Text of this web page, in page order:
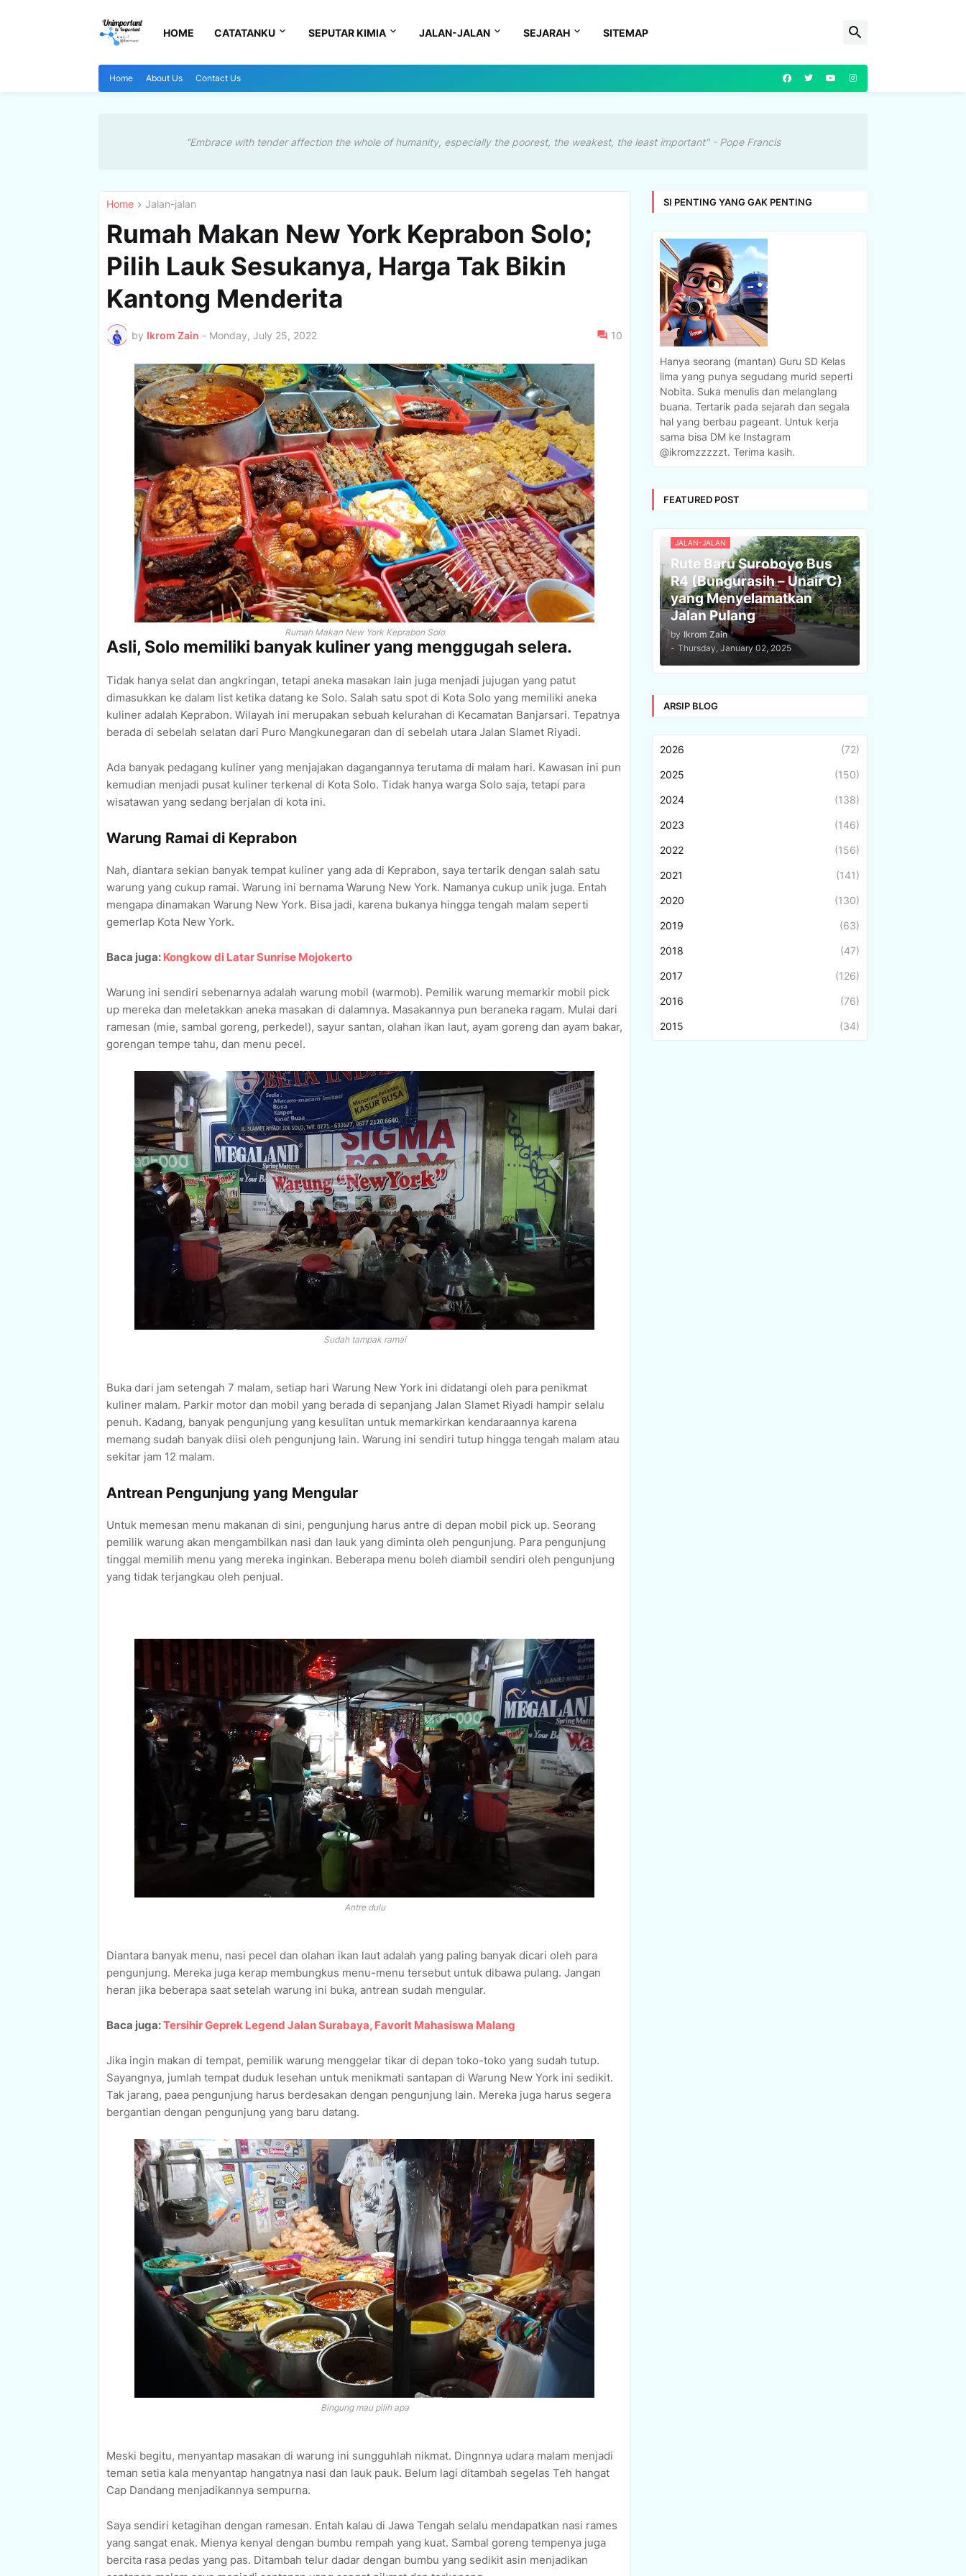
HOME CATATANKU SEPUTAR KIMIA JALAN-JALAN SEJARAH SITEMAP
Home About Us Contact Us
“Embrace with tender affection the whole of humanity, especially the poorest, the weakest, the least important" - Pope Francis
Home Jalan-jalan
Rumah Makan New York Keprabon Solo;
Pilih Lauk Sesukanya, Harga Tak Bikin
Kantong Menderita
by Ikrom Zain - Monday, July 25, 2022 10
Rumah Makan New York Keprabon Solo
Asli, Solo memiliki banyak kuliner yang menggugah selera.
Tidak hanya selat dan angkringan, tetapi aneka masakan lain juga menjadi jujugan yang patut
dimasukkan ke dalam list ketika datang ke Solo. Salah satu spot di Kota Solo yang memiliki aneka
kuliner adalah Keprabon. Wilayah ini merupakan sebuah kelurahan di Kecamatan Banjarsari. Tepatnya
berada di sebelah selatan dari Puro Mangkunegaran dan di sebelah utara Jalan Slamet Riyadi.
Ada banyak pedagang kuliner yang menjajakan dagangannya terutama di malam hari. Kawasan ini pun
kemudian menjadi pusat kuliner terkenal di Kota Solo. Tidak hanya warga Solo saja, tetapi para
wisatawan yang sedang berjalan di kota ini.
Warung Ramai di Keprabon
Nah, diantara sekian banyak tempat kuliner yang ada di Keprabon, saya tertarik dengan salah satu
warung yang cukup ramai. Warung ini bernama Warung New York. Namanya cukup unik juga. Entah
mengapa dinamakan Warung New York. Bisa jadi, karena bukanya hingga tengah malam seperti
gemerlap Kota New York.
Baca juga: Kongkow di Latar Sunrise Mojokerto
Warung ini sendiri sebenarnya adalah warung mobil (warmob). Pemilik warung memarkir mobil pick
up mereka dan meletakkan aneka masakan di dalamnya. Masakannya pun beraneka ragam. Mulai dari
ramesan (mie, sambal goreng, perkedel), sayur santan, olahan ikan laut, ayam goreng dan ayam bakar,
gorengan tempe tahu, dan menu pecel.
Sudah tampak ramai
Buka dari jam setengah 7 malam, setiap hari Warung New York ini didatangi oleh para penikmat
kuliner malam. Parkir motor dan mobil yang berada di sepanjang Jalan Slamet Riyadi hampir selalu
penuh. Kadang, banyak pengunjung yang kesulitan untuk memarkirkan kendaraannya karena
memang sudah banyak diisi oleh pengunjung lain. Warung ini sendiri tutup hingga tengah malam atau
sekitar jam 12 malam.
Antrean Pengunjung yang Mengular
Untuk memesan menu makanan di sini, pengunjung harus antre di depan mobil pick up. Seorang
pemilik warung akan mengambilkan nasi dan lauk yang diminta oleh pengunjung. Para pengunjung
tinggal memilih menu yang mereka inginkan. Beberapa menu boleh diambil sendiri oleh pengunjung
yang tidak terjangkau oleh penjual.
Antre dulu
Diantara banyak menu, nasi pecel dan olahan ikan laut adalah yang paling banyak dicari oleh para
pengunjung. Mereka juga kerap membungkus menu-menu tersebut untuk dibawa pulang. Jangan
heran jika beberapa saat setelah warung ini buka, antrean sudah mengular.
Baca juga:Tersihir Geprek Legend Jalan Surabaya, Favorit Mahasiswa Malang
Jika ingin makan di tempat, pemilik warung menggelar tikar di depan toko-toko yang sudah tutup.
Sayangnya, jumlah tempat duduk lesehan untuk menikmati santapan di Warung New York ini sedikit.
Tak jarang, paea pengunjung harus berdesakan dengan pengunjung lain. Mereka juga harus segera
bergantian dengan pengunjung yang baru datang.
Bingung mau pilih apa
Meski begitu, menyantap masakan di warung ini sungguhlah nikmat. Dingnnya udara malam menjadi
teman setia kala menyantap hangatnya nasi dan lauk pauk. Belum lagi ditambah segelas Teh hangat
Cap Dandang menjadikannya sempurna.
Saya sendiri ketagihan dengan ramesan. Entah kalau di Jawa Tengah selalu mendapatkan nasi rames
yang sangat enak. Mienya kenyal dengan bumbu rempah yang kuat. Sambal goreng tempenya juga
bercita rasa pedas yang pas. Ditambah telur dadar dengan bumbu yang sedikit asin menjadikan
SI PENTING YANG GAK PENTING
Hanya seorang (mantan) Guru SD Kelas
lima yang punya segudang murid seperti
Nobita. Suka menulis dan melanglang
buana. Tertarik pada sejarah dan segala
hal yang berbau pageant. Untuk kerja
sama bisa DM ke Instagram
@ikromzzzzzt. Terima kasih.
FEATURED POST
JALAN-JALAN
Rute Baru Suroboyo Bus
R4 (Bungurasih – Unair C)
yang Menyelamatkan
Jalan Pulang
by Ikrom Zain
- Thursday, January 02, 2025
ARSIP BLOG
2026 (72)
2025 (150)
2024 (138)
2023 (146)
2022 (156)
2021 (141)
2020 (130)
2019 (63)
2018 (47)
2017 (126)
2016 (76)
2015 (34)